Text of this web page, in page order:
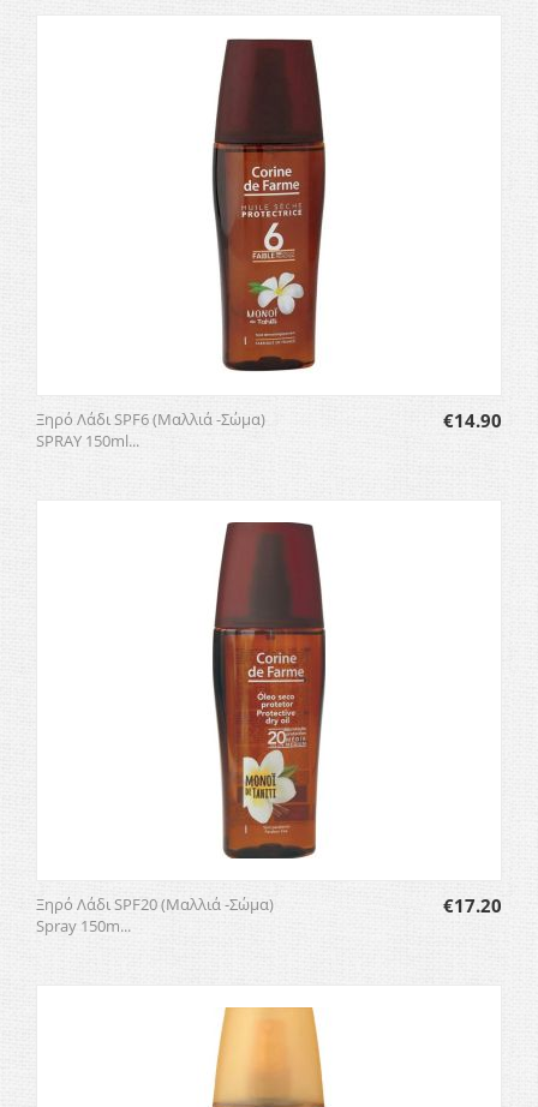
Ξηρό Λάδι SPF6 (Μαλλιά -Σώμα)
SPRAY 150ml...
€14.90
Ξηρό Λάδι SPF20 (Μαλλιά -Σώμα)
Spray 150m...
€17.20